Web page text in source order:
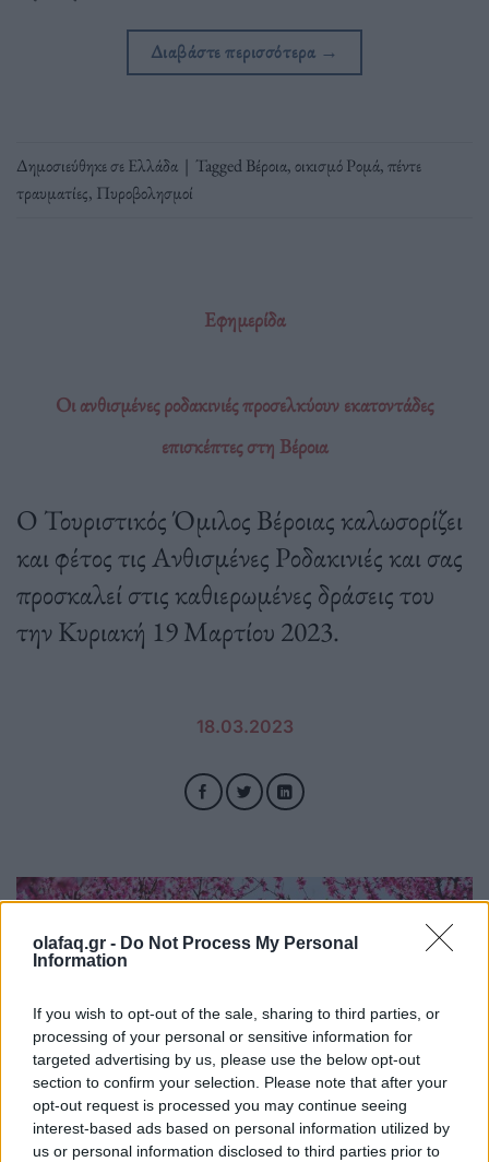
olafaq.gr - Do Not Process My Personal
Information
If you wish to opt-out of the sale, sharing to third parties, or
processing of your personal or sensitive information for
targeted advertising by us, please use the below opt-out
section to confirm your selection. Please note that after your
opt-out request is processed you may continue seeing
interest-based ads based on personal information utilized by
us or personal information disclosed to third parties prior to
Διαβάστε περισσότερα →
Δημοσιεύθηκε σεΕλλάδα | TaggedΒέροια,οικισμό Ρομά,πέντε
τραυματίες, Πυροβολησμοί
Εφημερίδα
Οι ανθισμένες ροδακινιές προσελκύουν εκατοντάδες
επισκέπτες στη Βέροια
Ο Τουριστικός Όμιλος Βέροιας καλωσορίζει
και φέτος τις Ανθισμένες Ροδακινιές και σας
προσκαλεί στις καθιερωμένες δράσεις του
την Κυριακή 19 Μαρτίου 2023.
18.03.2023